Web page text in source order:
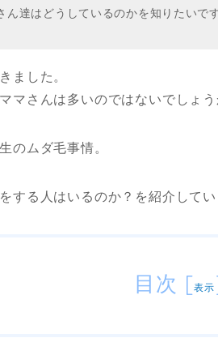
ん達はどうしているのかを知りたいです
ました。
マさんは多いのではないでしょう
のムダ毛事情。
する人はいるのか？を紹介して
目次 [表示